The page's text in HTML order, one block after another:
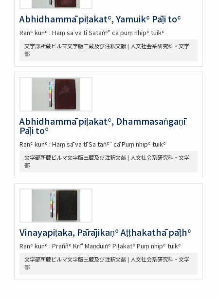
Abhidhammā piṭakatʿ, Yamuikʿ Pāḷi toʿ
Ranʿ kunʿ : Haṃ sā va tī Sataṅʿʺ cā puṃ nhipʿ tuikʿ
文学部所蔵ビルマ文字版三蔵及び注釈文献 | 人文社会系研究科・文学
部
Abhidhammā piṭakatʿ, Dhammasaṅgaṇī
Pāḷi toʿ
Ranʿ kunʿ : Haṃ sā va tī Sa taṅʿʺ cā Puṃ nhipʿ tuikʿ
文学部所蔵ビルマ文字版三蔵及び注釈文献 | 人文社会系研究科・文学
部
Vinayapiṭaka, Pārājikaṇʿ Aṭṭhakathā pāṭhʿ
Ranʿ kunʿ : Praññʿ Krīʺ Maṇḍuiṅʿ Piṭakatʿ Puṃ nhipʿ tuikʿ
文学部所蔵ビルマ文字版三蔵及び注釈文献 | 人文社会系研究科・文学
部